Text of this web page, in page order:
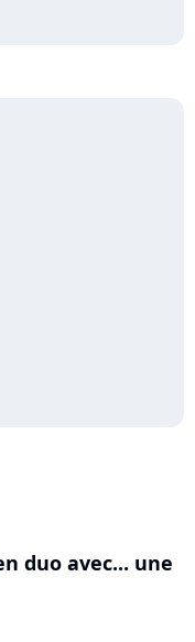
duo avec... une